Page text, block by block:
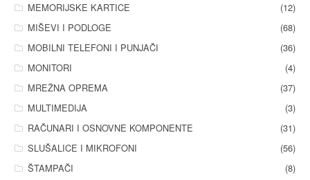
MEMORIJSKE KARTICE
(12)
MIŠEVI I PODLOGE
(68)
MOBILNI TELEFONI I PUNJAČI
(36)
MONITORI
(4)
MREŽNA OPREMA
(37)
MULTIMEDIJA
(3)
RAČUNARI I OSNOVNE KOMPONENTE
(31)
SLUŠALICE I MIKROFONI
(56)
ŠTAMPAČI
(8)